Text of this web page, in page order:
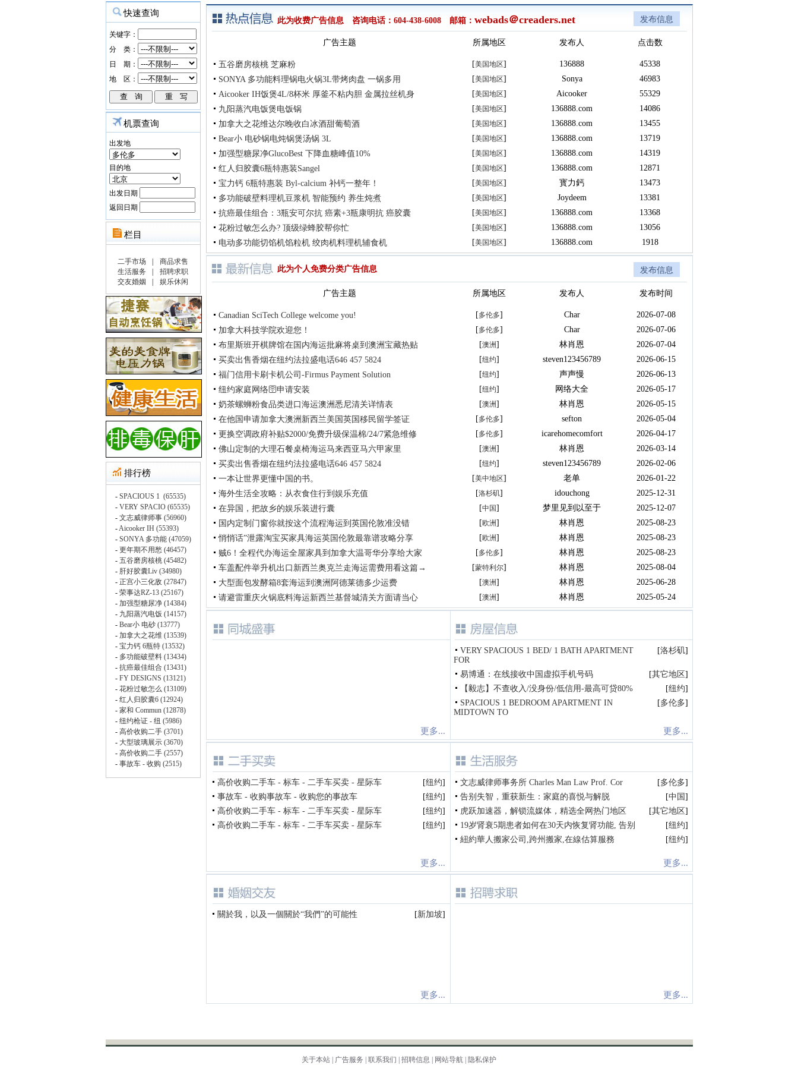
机票查询
出发地
目的地
出发日期
返回日期
此为收费广告信息 咨询电话：604-438-6008 邮箱： webads＠creaders.net 发布信息
广告主题 所属地区 发布人 点击数
五谷磨房核桃 芝麻粉 [美国地区] 136888
45338
SONYA 多功能料理锅电火锅3L带烤肉盘 一锅多用
[美国地区] Sonya
46983
Aicooker IH饭煲4L/8杯米 厚釜不粘内胆 金属拉丝机身
[美国地区] Aicooker
55329
九阳蒸汽电饭煲电饭锅
[美国地区] 136888.com
14086
加拿大之花维达尔晚收白冰酒甜葡萄酒
[美国地区] 136888.com
13455
Bear小 电砂锅电炖锅煲汤锅 3L
[美国地区] 136888.com
13719
加强型糖尿净GlucoBest 下降血糖峰值10%
[美国地区] 136888.com
14319
红人归胶囊6瓶特惠装Sangel
[美国地区] 136888.com
12871
宝力钙 6瓶特惠装 Byl-calcium 补钙一整年！
[美国地区] 寳力鈣
13473
多功能破壁料理机豆浆机 智能预约 养生炖煮
[美国地区] Joydeem
13381
抗癌最佳组合：3瓶安可尔抗 癌素+3瓶康明抗 癌胶囊
[美国地区] 136888.com
13368
花粉过敏怎么办? 顶级绿蜂胶帮你忙
[美国地区] 136888.com
13056
电动多功能切馅机馅粒机 绞肉机料理机辅食机
[美国地区] 136888.com 1918
此为个人免费分类广告信息 发布信息
广告主题 所属地区 发布人 发布时间
Canadian SciTech College welcome you! [多伦多] Char
2026-07-08
加拿大科技学院欢迎您！
[多伦多] Char
2026-07-06
布里斯班开棋牌馆在国内海运批麻将桌到澳洲宝藏热贴
[澳洲] 林肖恩
2026-07-04
买卖出售香烟在纽约法拉盛电话646 457 5824
[纽约] steven123456789
2026-06-15
福门信用卡刷卡机公司-Firmus Payment Solution
[纽约] 声声慢
2026-06-13
纽约家庭网络🛜申请安装
[纽约] 网络大全
2026-05-17
奶茶螺蛳粉食品类进口海运澳洲悉尼清关详情表
[澳洲] 林肖恩
2026-05-15
在他国申请加拿大澳洲新西兰美国英国移民留学签证
[多伦多] sefton
2026-05-04
更换空调政府补贴$2000/免费升级保温棉/24/7紧急维修
[多伦多] icarehomecomfort
2026-04-17
佛山定制的大理石餐桌椅海运马来西亚马六甲家里
[澳洲] 林肖恩
2026-03-14
买卖出售香烟在纽约法拉盛电话646 457 5824
[纽约] steven123456789
2026-02-06
一本让世界更懂中国的书。
[美中地区] 老单
2026-01-22
海外生活全攻略：从衣食住行到娱乐充值
[洛杉矶] idouchong
2025-12-31
在异国，把故乡的娱乐装进行囊
[中国] 梦里见到以至于
2025-12-07
国内定制门窗你就按这个流程海运到英国伦敦准没错
[欧洲] 林肖恩
2025-08-23
悄悄话”泄露淘宝买家具海运英国伦敦最靠谱攻略分享
[欧洲] 林肖恩
2025-08-23
贼6！全程代办海运全屋家具到加拿大温哥华分享给大家
[多伦多] 林肖恩
2025-08-23
车盖配件举升机出口新西兰奥克兰走海运需费用看这篇→
[蒙特利尔] 林肖恩
2025-08-04
大型面包发酵箱8套海运到澳洲阿德莱德多少运费
[澳洲] 林肖恩
2025-06-28
请避雷重庆火锅底料海运新西兰基督城清关方面请当心
[澳洲] 林肖恩 2025-05-24
更多...
VERY SPACIOUS 1 BED/ 1 BATH APARTMENT
FOR
[洛杉矶]
易博通：在线接收中国虚拟手机号码 [其它地区]
【毅志】不查收入/没身份/低信用-最高可贷80%
[纽约]
SPACIOUS 1 BEDROOM APARTMENT IN
MIDTOWN TO
[多伦多]
更多...
高价收购二手车 - 标车 - 二手车买卖 - 星际车 [纽约]
事故车 - 收购事故车 - 收购您的事故车
[纽约]
高价收购二手车 - 标车 - 二手车买卖 - 星际车
[纽约]
高价收购二手车 - 标车 - 二手车买卖 - 星际车
[纽约]
更多...
文志威律师事务所 Charles Man Law Prof. Cor [多伦多]
告别失智，重获新生：家庭的喜悦与解脱
[中国 ]
虎跃加速器，解锁流媒体，精选全网热门地区
[其它地区]
19岁肾衰5期患者如何在30天内恢复肾功能, 告别
[纽约]
紐約華人搬家公司,跨州搬家,在線估算服務
[纽约]
更多...
關於我，以及一個關於“我們”的可能性 [新加坡]
更多... 更多...
关于本站 广告服务 联系我们 招聘信息 网站导航 隐私保护